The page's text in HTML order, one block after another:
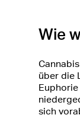
Wie
über die
sich